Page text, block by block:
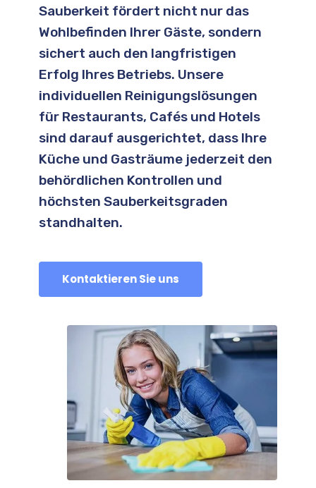
Sauberkeit fördert nicht nur das
Wohlbefinden Ihrer Gäste, sondern
sichert auch den langfristigen
Erfolg Ihres Betriebs. Unsere
individuellen Reinigungslösungen
für Restaurants, Cafés und Hotels
sind darauf ausgerichtet, dass Ihre
Küche und Gasträume jederzeit den
behördlichen Kontrollen und
höchsten Sauberkeitsgraden
standhalten.
Kontaktieren Sie uns